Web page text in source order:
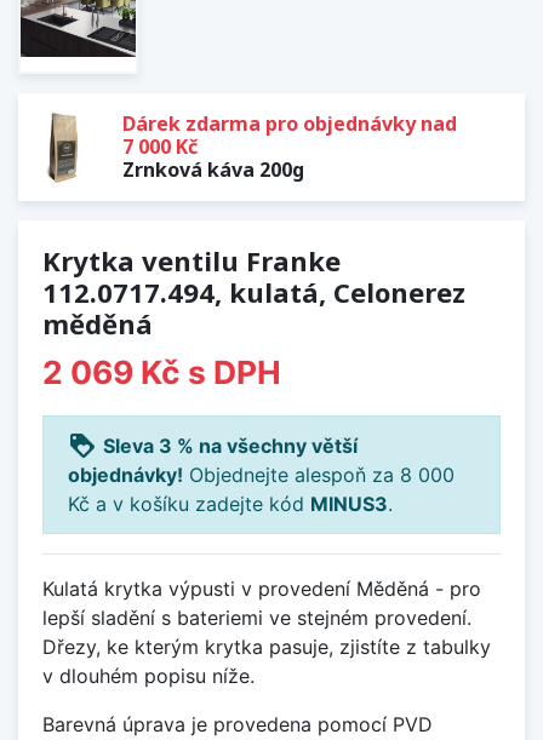
Dárek zdarma pro objednávky nad
7 000 Kč
Zrnková káva 200g
Krytka ventilu Franke
112.0717.494, kulatá, Celonerez
měděná
2 069 Kč s DPH
loyalty Sleva 3 % na všechny větší
objednávky! Objednejte alespoň za 8 000
Kč a v košíku zadejte kód MINUS3.
Kulatá krytka výpusti v provedení Měděná - pro
lepší sladění s bateriemi ve stejném provedení.
Dřezy, ke kterým krytka pasuje, zjistíte z tabulky
v dlouhém popisu níže.
Barevná úprava je provedena pomocí PVD